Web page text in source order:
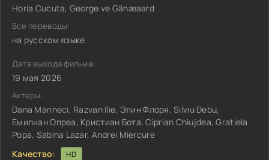
Horia Cucuta, George ve Gänæaard
Все переводы:
на русском языке
Дата выхода фильма:
19 мая 2026
Актеры:
Dana Marineci, Razvan Ilie, Элин Флоря, Silviu Debu,
Емилиан Опреа, Кристиан Бота, Ciprian Chiujdea, Gratiela
Popa, Sabina Lazar, Andrei Miercure
Качество:
HD